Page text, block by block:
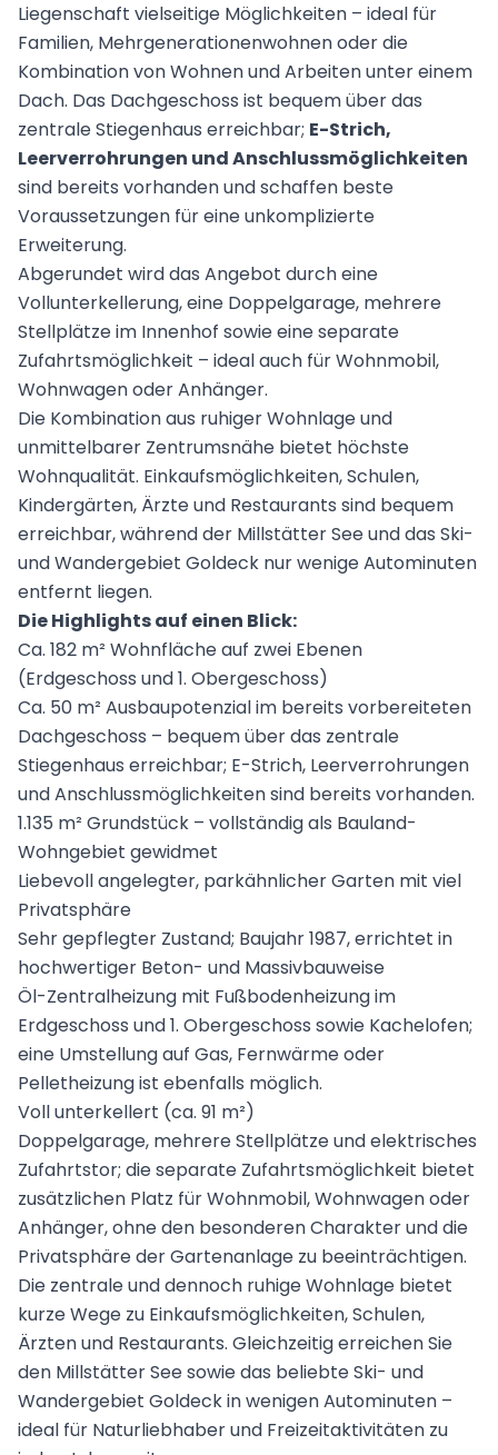
Liegenschaft vielseitige Möglichkeiten – ideal für
Familien, Mehrgenerationenwohnen oder die
Kombination von Wohnen und Arbeiten unter einem
Dach. Das Dachgeschoss ist bequem über das
zentrale Stiegenhaus erreichbar; E-Strich,
Leerverrohrungen und Anschlussmöglichkeiten
sind bereits vorhanden und schaffen beste
Voraussetzungen für eine unkomplizierte
Erweiterung.
Abgerundet wird das Angebot durch eine
Vollunterkellerung, eine Doppelgarage, mehrere
Stellplätze im Innenhof sowie eine separate
Zufahrtsmöglichkeit – ideal auch für Wohnmobil,
Wohnwagen oder Anhänger.
Die Kombination aus ruhiger Wohnlage und
unmittelbarer Zentrumsnähe bietet höchste
Wohnqualität. Einkaufsmöglichkeiten, Schulen,
Kindergärten, Ärzte und Restaurants sind bequem
erreichbar, während der Millstätter See und das Ski-
und Wandergebiet Goldeck nur wenige Autominuten
entfernt liegen.
Die Highlights auf einen Blick:
Ca. 182 m² Wohnfläche auf zwei Ebenen
(Erdgeschoss und 1. Obergeschoss)
Ca. 50 m² Ausbaupotenzial im bereits vorbereiteten
Dachgeschoss – bequem über das zentrale
Stiegenhaus erreichbar; E-Strich, Leerverrohrungen
und Anschlussmöglichkeiten sind bereits vorhanden.
1.135 m² Grundstück – vollständig als Bauland-
Wohngebiet gewidmet
Liebevoll angelegter, parkähnlicher Garten mit viel
Privatsphäre
Sehr gepflegter Zustand; Baujahr 1987, errichtet in
hochwertiger Beton- und Massivbauweise
Öl-Zentralheizung mit Fußbodenheizung im
Erdgeschoss und 1. Obergeschoss sowie Kachelofen;
eine Umstellung auf Gas, Fernwärme oder
Pelletheizung ist ebenfalls möglich.
Voll unterkellert (ca. 91 m²)
Doppelgarage, mehrere Stellplätze und elektrisches
Zufahrtstor; die separate Zufahrtsmöglichkeit bietet
zusätzlichen Platz für Wohnmobil, Wohnwagen oder
Anhänger, ohne den besonderen Charakter und die
Privatsphäre der Gartenanlage zu beeinträchtigen.
Die zentrale und dennoch ruhige Wohnlage bietet
kurze Wege zu Einkaufsmöglichkeiten, Schulen,
Ärzten und Restaurants. Gleichzeitig erreichen Sie
den Millstätter See sowie das beliebte Ski- und
Wandergebiet Goldeck in wenigen Autominuten –
ideal für Naturliebhaber und Freizeitaktivitäten zu